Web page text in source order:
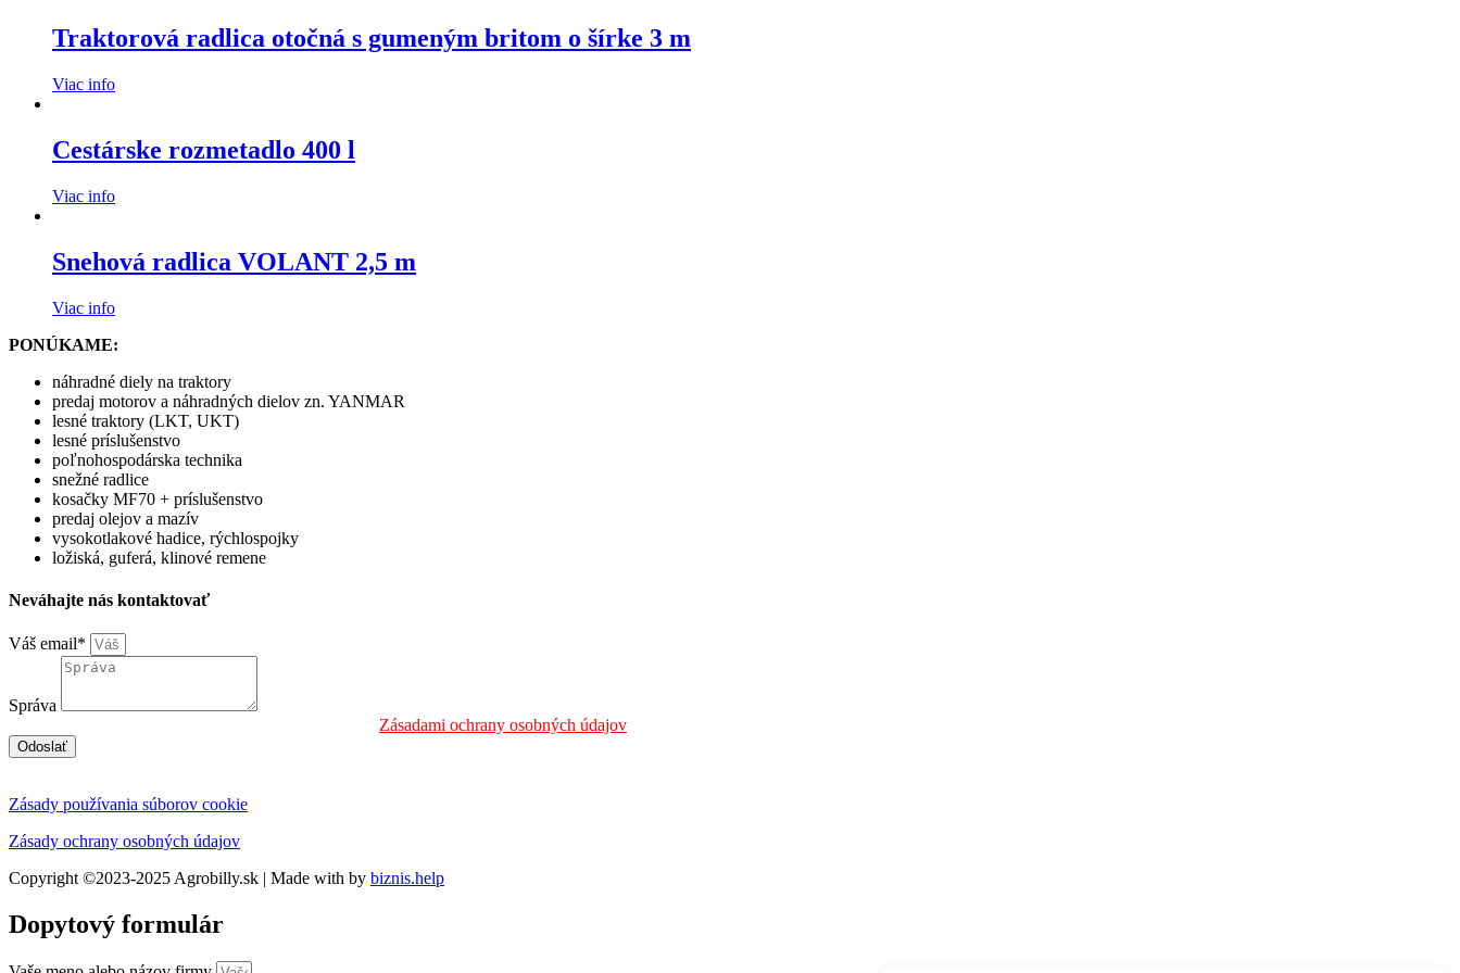
Traktorová radlica otočná s gumeným britom o šírke 3 m
Viac info
Cestárske rozmetadlo 400 l
Viac info
Snehová radlica VOLANT 2,5 m
Viac info
PONÚKAME:
náhradné diely na traktory
predaj motorov a náhradných dielov zn. YANMAR
lesné traktory (LKT, UKT)
lesné príslušenstvo
poľnohospodárska technika
snežné radlice
kosačky MF70 + príslušenstvo
predaj olejov a mazív
vysokotlakové hadice, rýchlospojky
ložiská, guferá, klinové remene
Neváhajte nás kontaktovať
Váš email*
Správa
Zásadami ochrany osobných údajov
Odoslať
Zásady používania súborov cookie
Zásady ochrany osobných údajov
Copyright ©2023-2025 Agrobilly.sk | Made with by biznis.help
Dopytový formulár